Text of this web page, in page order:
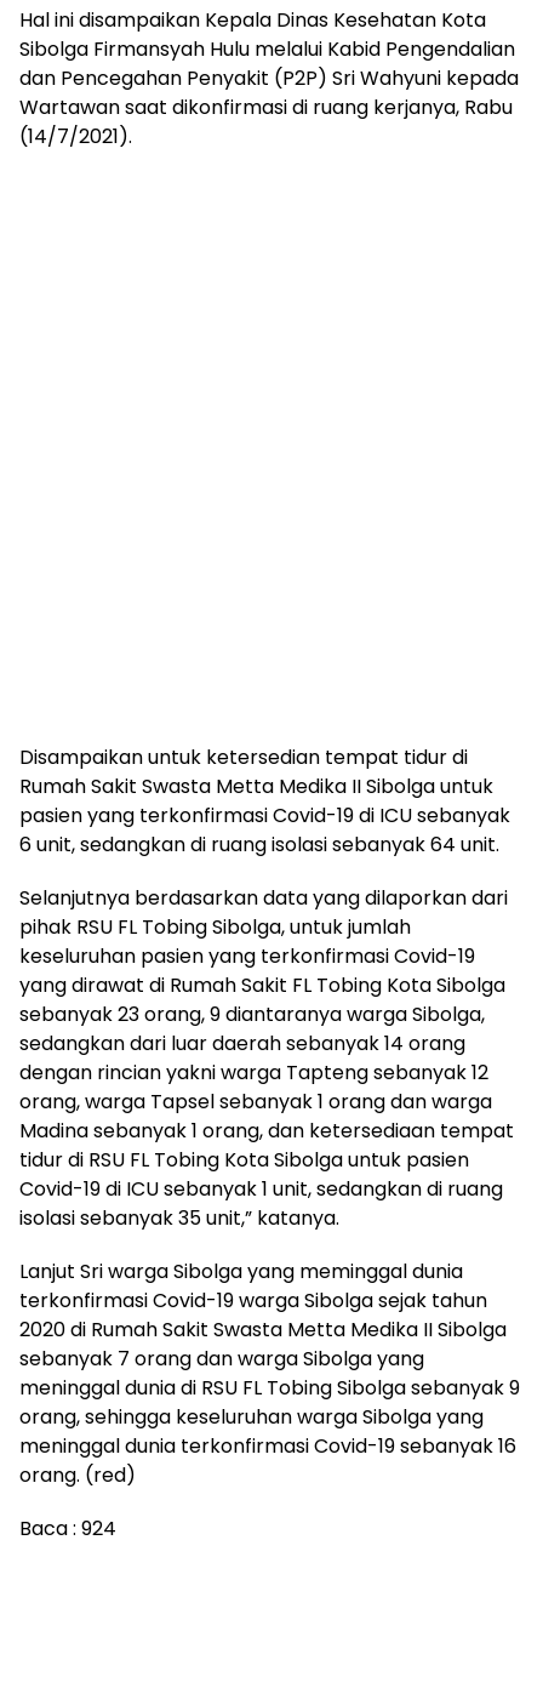
Hal ini disampaikan Kepala Dinas Kesehatan Kota
Sibolga Firmansyah Hulu melalui Kabid Pengendalian
dan Pencegahan Penyakit (P2P) Sri Wahyuni kepada
Wartawan saat dikonfirmasi di ruang kerjanya, Rabu
(14/7/2021).
Disampaikan untuk ketersedian tempat tidur di
Rumah Sakit Swasta Metta Medika II Sibolga untuk
pasien yang terkonfirmasi Covid-19 di ICU sebanyak
6 unit, sedangkan di ruang isolasi sebanyak 64 unit.
Selanjutnya berdasarkan data yang dilaporkan dari
pihak RSU FL Tobing Sibolga, untuk jumlah
keseluruhan pasien yang terkonfirmasi Covid-19
yang dirawat di Rumah Sakit FL Tobing Kota Sibolga
sebanyak 23 orang, 9 diantaranya warga Sibolga,
sedangkan dari luar daerah sebanyak 14 orang
dengan rincian yakni warga Tapteng sebanyak 12
orang, warga Tapsel sebanyak 1 orang dan warga
Madina sebanyak 1 orang, dan ketersediaan tempat
tidur di RSU FL Tobing Kota Sibolga untuk pasien
Covid-19 di ICU sebanyak 1 unit, sedangkan di ruang
isolasi sebanyak 35 unit,” katanya.
Lanjut Sri warga Sibolga yang meminggal dunia
terkonfirmasi Covid-19 warga Sibolga sejak tahun
2020 di Rumah Sakit Swasta Metta Medika II Sibolga
sebanyak 7 orang dan warga Sibolga yang
meninggal dunia di RSU FL Tobing Sibolga sebanyak 9
orang, sehingga keseluruhan warga Sibolga yang
meninggal dunia terkonfirmasi Covid-19 sebanyak 16
orang. (red)
Baca : 924